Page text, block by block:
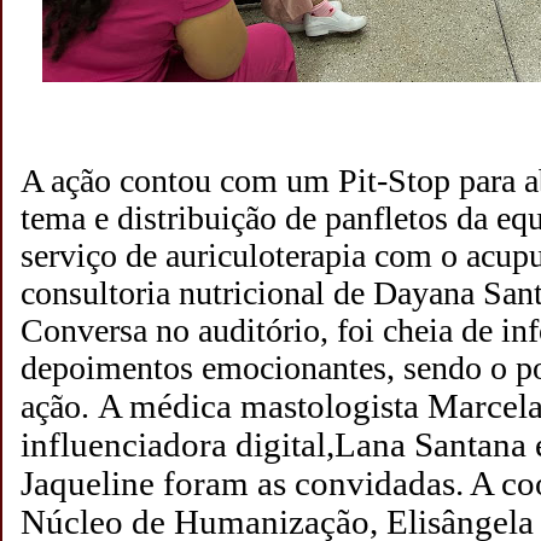
A ação contou com um Pit-Stop para
tema e distribuição de panfletos da
serviço de auriculoterapia com o
consultoria nutricional de Dayana
Conversa no auditório, foi cheia de
depoimentos emocionantes, sendo o
ação. A médica mastologista
influenciadora digital,Lana Santana
Jaqueline foram as convidadas. A
Núcleo de Humanização,